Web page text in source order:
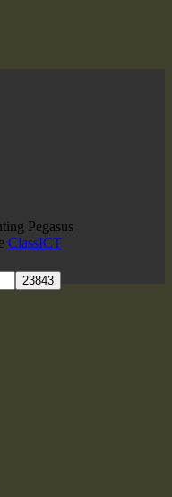
Pegasus
ClassICT